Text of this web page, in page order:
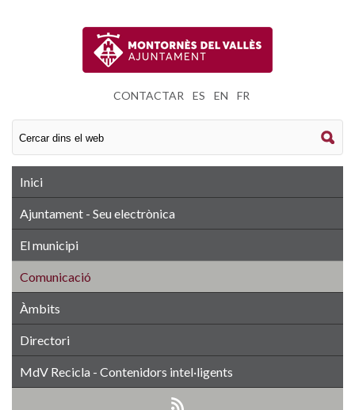
CONTACTAR ES EN FR
Inici
Ajuntament - Seu electrònica
El municipi
Comunicació
Àmbits
Directori
MdV Recicla - Contenidors intel·ligents